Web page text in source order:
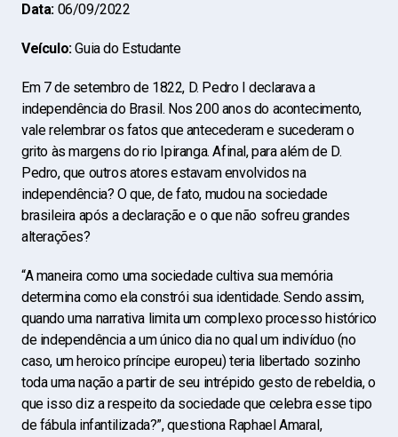
Data: 06/09/2022
Veículo:Guia do Estudante
Em 7 de setembro de 1822, D. Pedro I declarava a
independência do Brasil. Nos 200 anos do acontecimento,
vale relembrar os fatos que antecederam e sucederam o
grito às margens do rio Ipiranga. Afinal, para além de D.
Pedro, que outros atores estavam envolvidos na
independência? O que, de fato, mudou na sociedade
brasileira após a declaração e o que não sofreu grandes
alterações?
“A maneira como uma sociedade cultiva sua memória
determina como ela constrói sua identidade. Sendo assim,
quando uma narrativa limita um complexo processo histórico
de independência a um único dia no qual um indivíduo (no
caso, um heroico príncipe europeu) teria libertado sozinho
toda uma nação a partir de seu intrépido gesto de rebeldia, o
que isso diz a respeito da sociedade que celebra esse tipo
de fábula infantilizada?”, questiona Raphael Amaral,